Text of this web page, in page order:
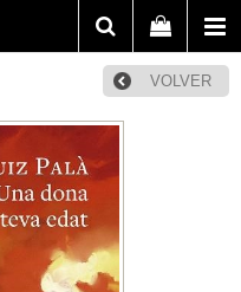
VOLVER